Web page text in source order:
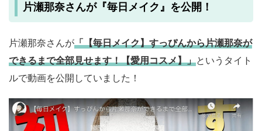
片瀬那奈さんが『毎日メイク』を公開！
片瀬那奈さんが「【毎日メイク】すっぴんから片瀬那奈が
できるまで全部見せます！【愛用コスメ】」というタイト
ルで動画を公開していました！